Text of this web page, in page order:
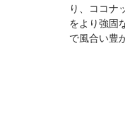
り、ココナ
をより強固
で風合い豊